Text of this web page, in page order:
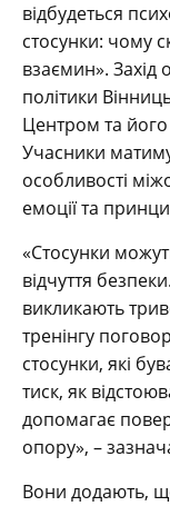
відбудеться
стосунки: чому
взаємин». Захід
політики
Центром та його
Учасники
особливості
емоції та
«Стосунки
відчуття
викликають
тренінгу
стосунки, які
тиск, як
допомагає
опору», –
Вони додають,